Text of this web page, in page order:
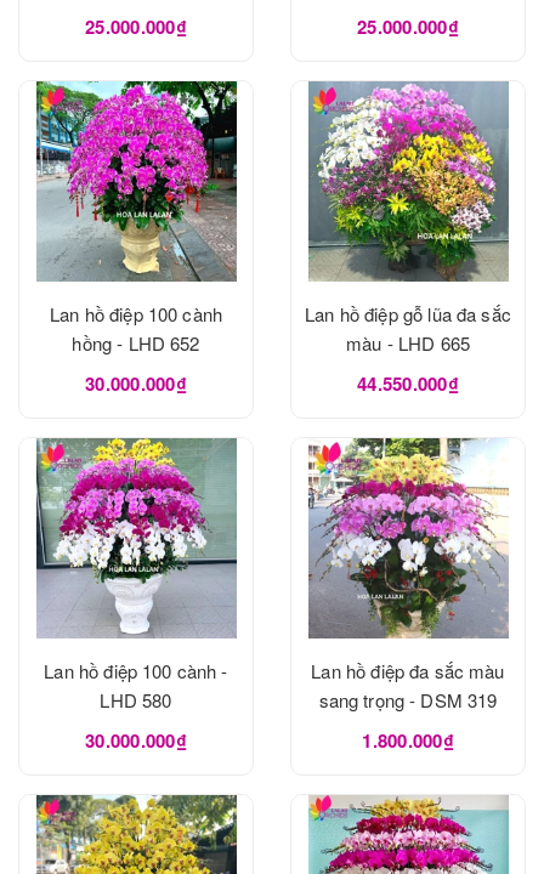
LHD1053
25.000.000₫ 25.000.000₫
Lan hồ điệp 100 cành
hồng - LHD 652
30.000.000₫
Lan hồ điệp gỗ lũa đa sắc
màu - LHD 665
44.550.000₫
Lan hồ điệp 100 cành -
LHD 580
30.000.000₫
Lan hồ điệp đa sắc màu
sang trọng - DSM 319
1.800.000₫